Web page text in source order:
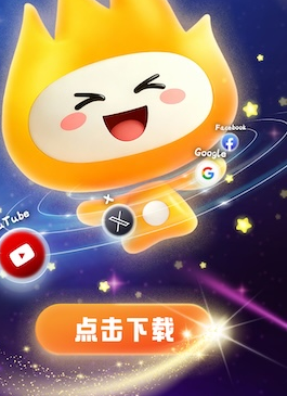
反对 [0]
支持[0] 反对[0]
推荐